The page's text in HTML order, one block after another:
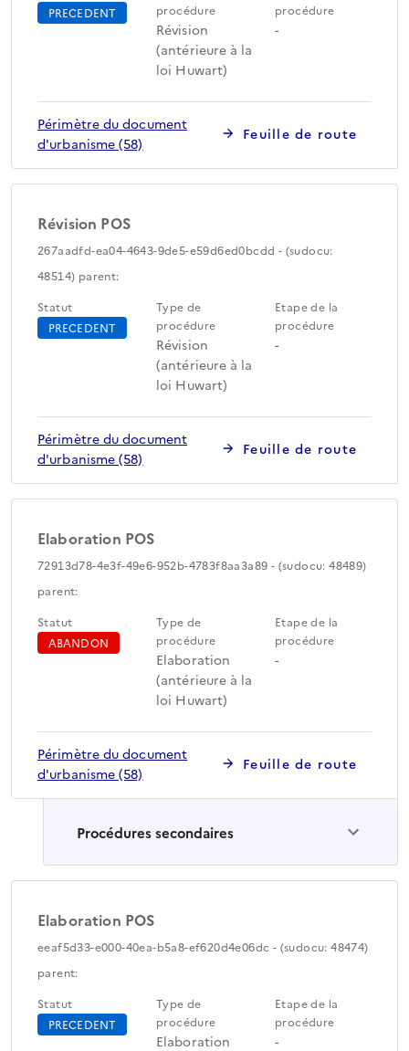
PRECEDENT
procédure
Révision
(antérieure à la
loi Huwart)
procédure
-
Périmètre du document
d'urbanisme (58)
Feuille de route
Révision POS
267aadfd-ea04-4643-9de5-e59d6ed0bcdd - (sudocu:
48514) parent:
Statut
PRECEDENT
Type de
procédure
Révision
(antérieure à la
loi Huwart)
Etape de la
procédure
-
Périmètre du document
d'urbanisme (58)
Feuille de route
Elaboration POS
72913d78-4e3f-49e6-952b-4783f8aa3a89 - (sudocu: 48489)
parent:
Statut
ABANDON
Type de
procédure
Elaboration
(antérieure à la
loi Huwart)
Etape de la
procédure
-
Périmètre du document
d'urbanisme (58)
Feuille de route
Procédures secondaires
Elaboration POS
eeaf5d33-e000-40ea-b5a8-ef620d4e06dc - (sudocu: 48474)
parent:
Statut
PRECEDENT
Type de
procédure
Elaboration
Etape de la
procédure
-